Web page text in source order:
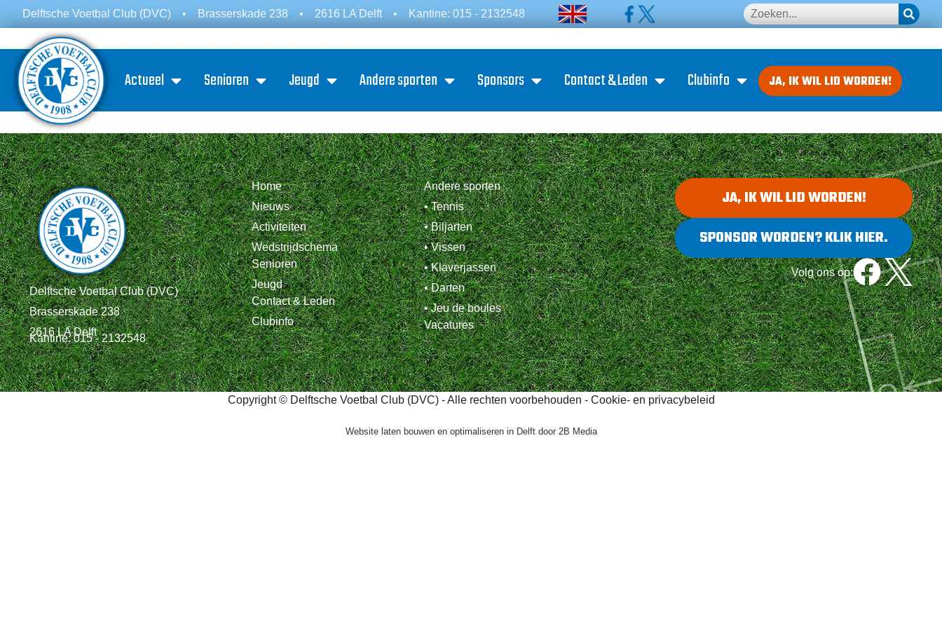
Delftsche Voetbal Club (DVC) • Brasserskade 238 • 2616 LA Delft • Kantine: 015 - 2132548
Actueel Senioren Jeugd Andere sporten Sponsors Contact & Leden Clubinfo JA, IK WIL LID WORDEN!
Delftsche Voetbal Club (DVC)
Brasserskade 238
2616 LA Delft
Kantine: 015 - 2132548
Home
Nieuws
Activiteiten
Wedstrijdschema
Senioren
Jeugd
Contact & Leden
Clubinfo
Andere sporten
• Tennis
• Biljarten
• Vissen
• Klaverjassen
• Darten
• Jeu de boules
Vacatures
JA, IK WIL LID WORDEN!
SPONSOR WORDEN? KLIK HIER.
Volg ons op:
Copyright © Delftsche Voetbal Club (DVC) - Alle rechten voorbehouden - Cookie- en privacybeleid
Website laten bouwen en optimaliseren in Delft door 2B Media